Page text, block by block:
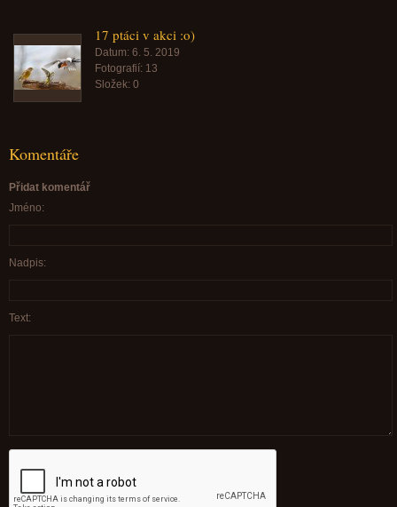
17 ptáci v akci :o)
Datum: 6. 5. 2019
Fotografií: 13
Složek: 0
Komentáře
Přidat komentář
Jméno:
Nadpis:
Text: